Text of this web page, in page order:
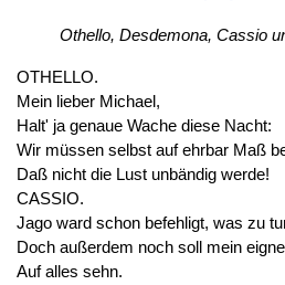
Othello, Desdemona, Cassio
OTHELLO.
Mein lieber Michael,
Halt' ja genaue Wache diese Nacht:
Wir müssen selbst auf ehrbar Maß
Daß nicht die Lust unbändig werde!
CASSIO.
Jago ward schon befehligt, was zu
Doch außerdem noch soll mein
Auf alles sehn.